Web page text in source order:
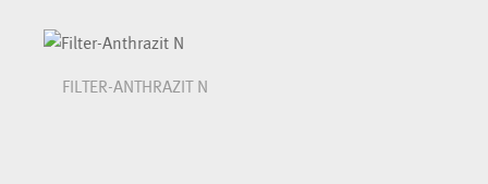
FILTER-ANTHRAZIT N